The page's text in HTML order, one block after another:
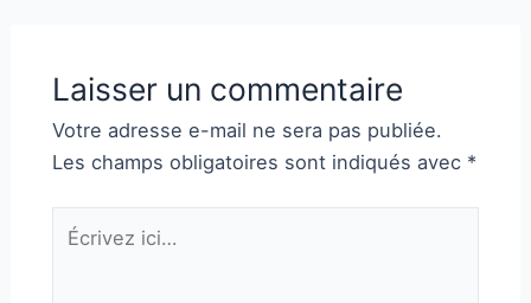
Laisser un commentaire
Votre adresse e-mail ne sera pas publiée.
Les champs obligatoires sont indiqués avec *
Écrivez